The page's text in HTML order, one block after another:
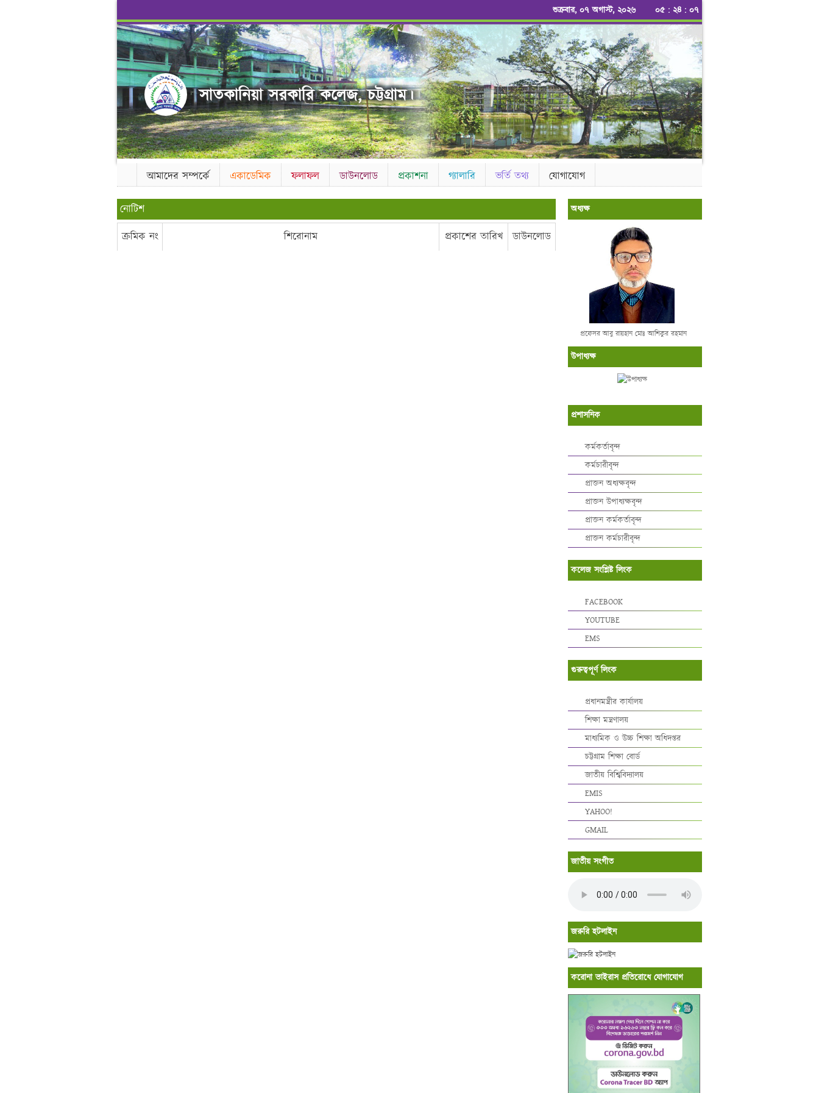
শুক্রবার, ০৭ অগাস্ট, ২০২৬ ০৫ : ২৪ : ০৮
সাতকানিয়া সরকারি কলেজ, চট্টগ্রাম।
আমাদের সম্পর্কে একাডেমিক ফলাফল ডাউনলোড প্রকাশনা গ্যালারি ভর্তি তথ্য যোগাযোগ
নোটিশ
ক্রমিক নং
শিরোনাম প্রকাশের তারিখ ডাউনলোড
অধ্যক্ষ
প্রফেসর আবু রায়হান মোঃ আশিকুর রহমান
উপাধ্যক্ষ
প্রশাসনিক
কর্মকর্তাবৃন্দ
কর্মচারীবৃন্দ
প্রাক্তন অধ্যক্ষবৃন্দ
প্রাক্তন উপাধ্যক্ষবৃন্দ
প্রাক্তন কর্মকর্তাবৃন্দ
প্রাক্তন কর্মচারীবৃন্দ
কলেজ সংশ্লিষ্ট লিংক
FACEBOOK
YOUTUBE
EMS
গুরুত্বপূর্ণ লিংক
প্রধানমন্ত্রীর কার্যালয়
শিক্ষা মন্ত্রণালয়
মাধ্যমিক ও উচ্চ শিক্ষা অধিদপ্তর
চট্টগ্রাম শিক্ষা বোর্ড
জাতীয় বিশ্বিবিদ্যালয়
EMIS
YAHOO!
GMAIL
জাতীয় সংগীত
জরুরি হটলাইন
করোনা ভাইরাস প্রতিরোধে যোগাযোগ